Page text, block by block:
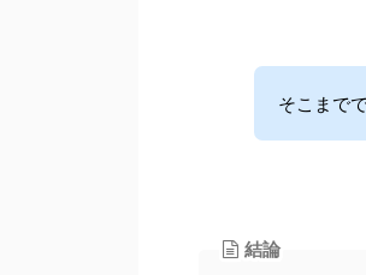
そこまで
結論